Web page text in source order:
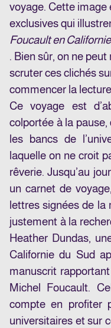
voyage. Cette image
exclusives qui
Foucault en Californie
. Bien sûr, on ne
scruter ces clichés
commencer la
Ce voyage est
colportée à la
les bancs de
laquelle on ne croit
rêverie. Jusqu’au
un carnet de
lettres signées de la
justement à la
Heather Dundas,
Californie du Sud
manuscrit
Michel Foucault.
compte en profiter
universitaires et sur